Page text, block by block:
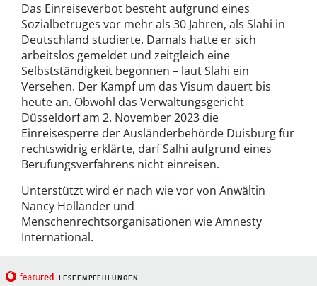
Das Einreiseverbot besteht aufgrund eines
Sozialbetruges vor mehr als 30 Jahren, als Slahi in
Deutschland studierte. Damals hatte er sich
arbeitslos gemeldet und zeitgleich eine
Selbstständigkeit begonnen – laut Slahi ein
Versehen. Der Kampf um das Visum dauert bis
heute an. Obwohl das Verwaltungsgericht
Düsseldorf am 2. November 2023 die
Einreisesperre der Ausländerbehörde Duisburg für
rechtswidrig erklärte, darf Salhi aufgrund eines
Berufungsverfahrens nicht einreisen.
Unterstützt wird er nach wie vor von Anwältin
Nancy Hollander und
Menschenrechtsorganisationen wie Amnesty
International.
featured LESEEMPFEHLUNGEN